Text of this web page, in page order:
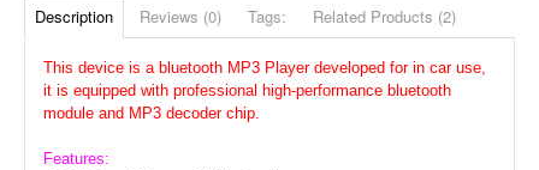
Description Reviews (0) Tags: Related Products (2)
This device is a bluetooth MP3 Player developed for in car use,
it is equipped with professional high-performance bluetooth
module and MP3 decoder chip.
Features: